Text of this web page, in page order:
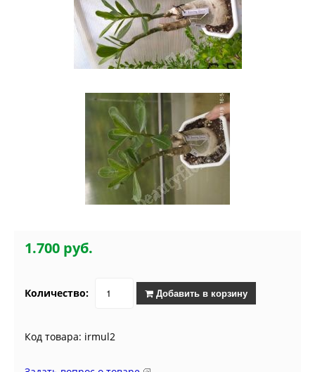
1.700 руб.
Количество: Добавить в корзину
Код товара: irmul2